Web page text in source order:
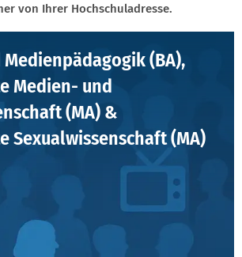
von Ihrer Hochschuladresse.
(BA),
Medien- und
(MA) &
Sexualwissenschaft (MA)